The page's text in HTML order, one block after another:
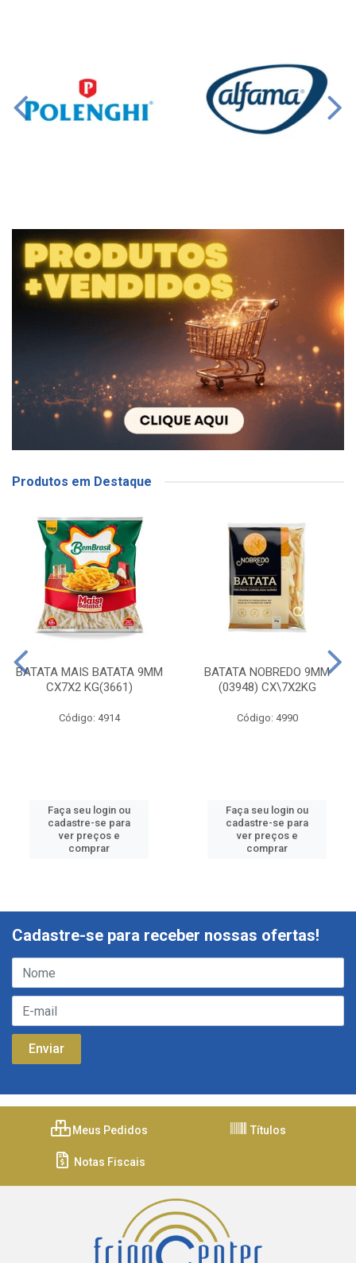
Produtos em Destaque
BATATA MAIS BATATA 9MM
CX7X2 KG(3661)
Código: 4914
Faça seu login ou
cadastre-se para
ver preços e
comprar
BATATA NOBREDO 9MM
(03948) CX\7X2KG
Código: 4990
Faça seu login ou
cadastre-se para
ver preços e
comprar
Cadastre-se para receber nossas ofertas!
Meus Pedidos Títulos
Notas Fiscais